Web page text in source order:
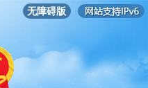
无障碍版